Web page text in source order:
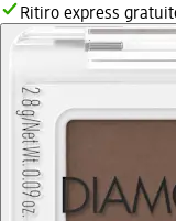
Ritiro express